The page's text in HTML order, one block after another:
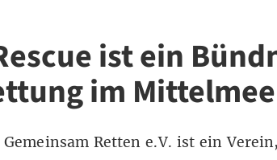
ist ein
im
Retten e.V. ist ein